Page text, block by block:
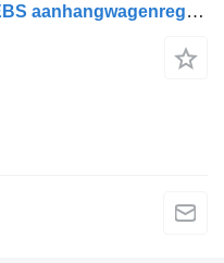
Modulateur EBS Scania Occ EBS aanhangwagenregelklep 2199282, K103131 pour camion